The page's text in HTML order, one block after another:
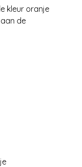
kleur oranje
de